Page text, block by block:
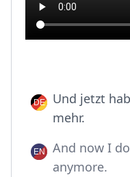
Und jetzt
mehr.
And now I
anymore.